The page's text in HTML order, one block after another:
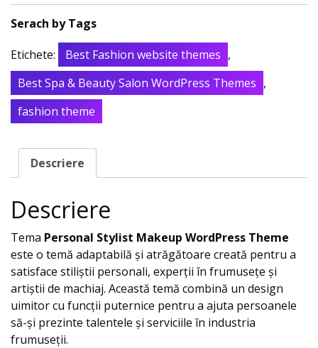
Etichete: Best Fashion website themes ,
Best Spa & Beauty Salon WordPress Themes ,
fashion theme
Descriere
Descriere
Tema Personal Stylist Makeup WordPress Theme
este o temă adaptabilă și atrăgătoare creată pentru a
satisface stiliștii personali, experții în frumusețe și
artiștii de machiaj. Această temă combină un design
uimitor cu funcții puternice pentru a ajuta persoanele
să-și prezinte talentele și serviciile în industria
frumuseții.